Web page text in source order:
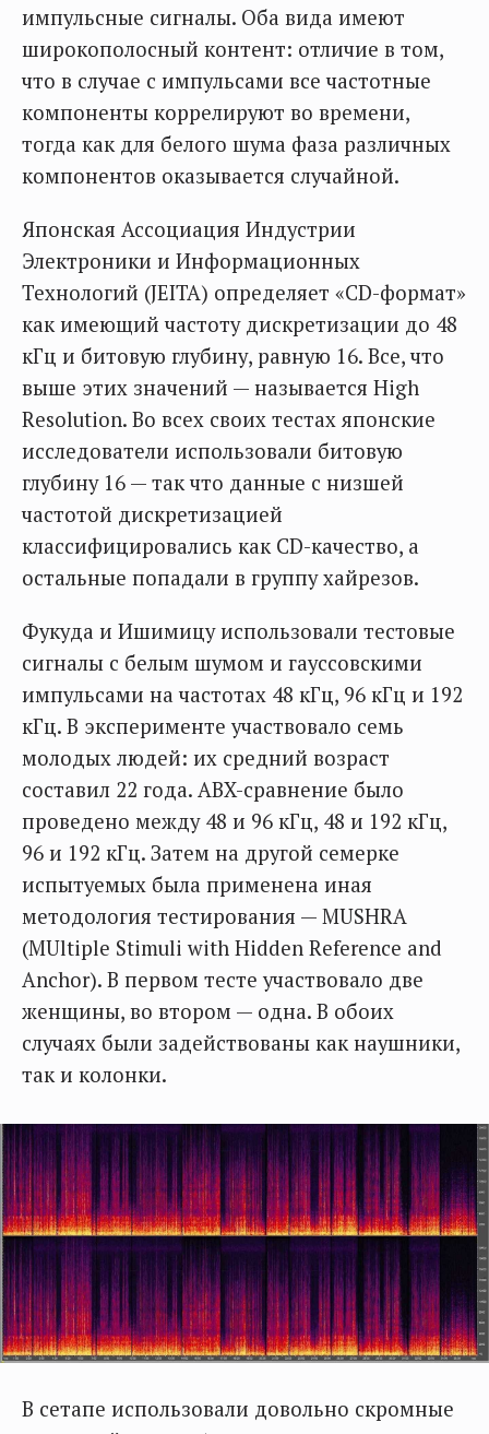
импульсные сигналы. Оба вида имеют
широкополосный контент: отличие в том,
что в случае с импульсами все частотные
компоненты коррелируют во времени,
тогда как для белого шума фаза различных
компонентов оказывается случайной.
Японская Ассоциация Индустрии
Электроники и Информационных
Технологий (JEITA) определяет «CD-формат»
как имеющий частоту дискретизации до 48
кГц и битовую глубину, равную 16. Все, что
выше этих значений — называется High
Resolution. Во всех своих тестах японские
исследователи использовали битовую
глубину 16 — так что данные с низшей
частотой дискретизацией
классифицировались как CD-качество, а
остальные попадали в группу хайрезов.
Фукуда и Ишимицу использовали тестовые
сигналы с белым шумом и гауссовскими
импульсами на частотах 48 кГц, 96 кГц и 192
кГц. В эксперименте участвовало семь
молодых людей: их средний возраст
составил 22 года. ABX-сравнение было
проведено между 48 и 96 кГц, 48 и 192 кГц,
96 и 192 кГц. Затем на другой семерке
испытуемых была применена иная
методология тестирования — MUSHRA
(MUltiple Stimuli with Hidden Reference and
Anchor). В первом тесте участвовало две
женщины, во втором — одна. В обоих
случаях были задействованы как наушники,
так и колонки.
В сетапе использовали довольно скромные